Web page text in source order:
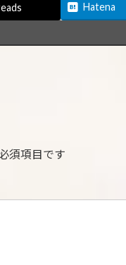
Hatena
須項目です